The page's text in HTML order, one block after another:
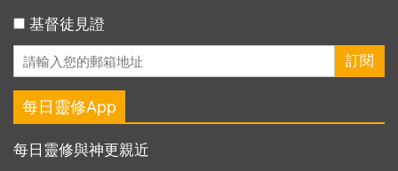
基督徒見證
每日靈修App
每日靈修與神更親近